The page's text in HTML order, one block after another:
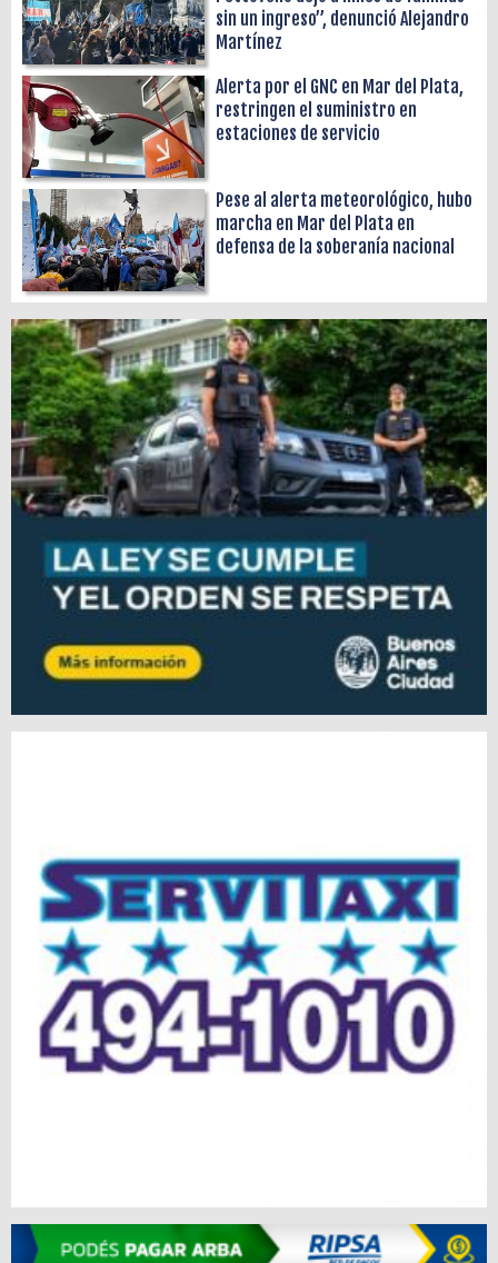
sin un ingreso”, denunció Alejandro
Martínez
Alerta por el GNC en Mar del Plata,
restringen el suministro en
estaciones de servicio
Pese al alerta meteorológico, hubo
marcha en Mar del Plata en
defensa de la soberanía nacional